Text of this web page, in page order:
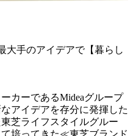
大手のアイデアで【暮らし
カーであるMideaグループ
アイデアを存分に発揮した
芝ライフスタイルグルー
培ってきた≪東芝ブランド